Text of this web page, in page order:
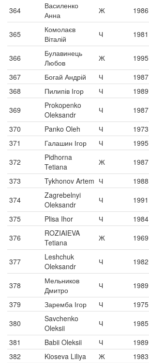
364
Василенко
Анна
Ж 1986
365
Комолаєв
Віталій
Ч 1981
366
Булавинець
Любов
Ж 1995
367
Богай Андрій Ч 1987
368
Пилипів Ігор Ч 1989
369
Prokopenko
Oleksandr
Ч 1987
370
Panko Oleh Ч 1973
371
Галашин Ігор Ч 1995
372
Pidhorna
Tetiana
Ж 1987
373
Tykhonov Artem Ч 1988
374
Zagrebelnyi
Oleksandr
Ч 1991
375
Plisa Ihor Ч 1984
376
ROZIAIEVA
Tetiana
Ж 1969
377
Leshchuk
Oleksandr
Ч 1982
378
Мельников
Дмитро
Ч 1989
379
Заремба Ігор Ч 1975
380
Savchenko
Oleksii
Ч 1985
381
Babii Oleksii Ч 1989
382
Kioseva Liliya Ж 1983